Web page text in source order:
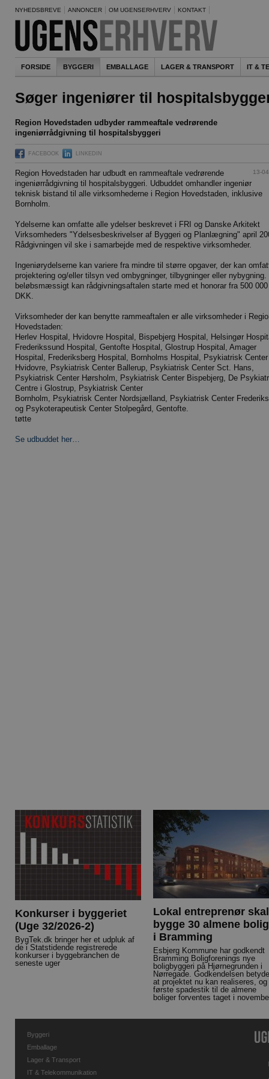
NYHEDSBREVE ANNONCER OM UGENSERHVERV KONTAKT
FORSIDE BYGGERI EMBALLAGE LAGER & TRANSPORT IT &
Søger ingeniører til
Region Hovedstaden udbyder rammeaftale vedrørende
ingeniørrådgivning til hospitalsbyggeri
FACEBOOK LINKEDIN
13-
Region Hovedstaden har udbudt en rammeaftale vedrørende
ingeniørrådgivning til hospitalsbyggeri. Udbuddet omhandler ingeniør
teknisk bistand til alle virksomhederne i Region Hovedstaden, inklusive
Bornholm.
Ydelserne kan omfatte alle ydelser beskrevet i FRI og Danske Arkitekt
Virksomheders "Ydelsesbeskrivelser af Byggeri og Planlægning" april
Rådgivningen vil ske i samarbejde med de respektive virksomheder.
Ingeniørydelserne kan variere fra mindre til større opgaver, der kan
projektering og/eller tilsyn ved ombygninger, tilbygninger eller nybygning.
beløbsmæssigt kan rådgivningsaftalen starte med et honorar fra 500 000
DKK.
Virksomheder der kan benytte rammeaftalen er alle virksomheder i
Hovedstaden:
Herlev Hospital, Hvidovre Hospital, Bispebjerg Hospital, Helsingør
Frederikssund Hospital, Gentofte Hospital, Glostrup Hospital, Amager
Hospital, Frederiksberg Hospital, Bornholms Hospital, Psykiatrisk Center
Hvidovre, Psykiatrisk Center Ballerup, Psykiatrisk Center Sct. Hans,
Psykiatrisk Center Hørsholm, Psykiatrisk Center Bispebjerg, De
Centre i Glostrup, Psykiatrisk Center
Bornholm, Psykiatrisk Center Nordsjælland, Psykiatrisk Center
og Psykoterapeutisk Center Stolpegård, Gentofte.
tøtte
Se udbuddet her…
Konkurser i byggeriet
(Uge 32/2026-2)
BygTek.dk bringer her et udpluk af
de i Statstidende registrerede
konkurser i byggebranchen de
seneste uger
Lokal entreprenør skal
bygge 30 almene
i Bramming
Esbjerg Kommune har godkendt
Bramming Boligforenings nye
boligbyggeri på Hjørnegrunden i
Nørregade. Godkendelsen
at projektet nu kan realiseres, og
første spadestik til de almene
boliger forventes taget i
Byggeri
Emballage
Lager & Transport
IT & Telekommunikation